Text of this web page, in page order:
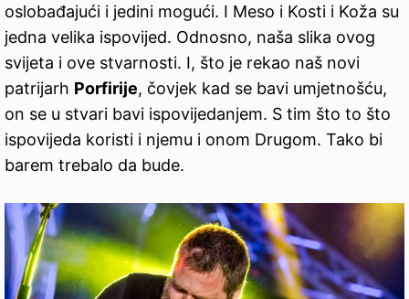
oslobađajući i jedini mogući. I Meso i Kosti i Koža su
jedna velika ispovijed. Odnosno, naša slika ovog
svijeta i ove stvarnosti. I, što je rekao naš novi
patrijarh Porfirije, čovjek kad se bavi umjetnošću,
on se u stvari bavi ispovijedanjem. S tim što to što
ispovijeda koristi i njemu i onom Drugom. Tako bi
barem trebalo da bude.